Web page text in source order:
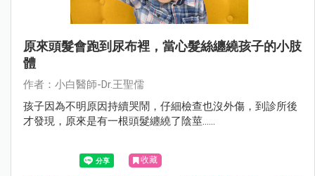
原來頭髮會跑到尿布裡，當心髮絲纏繞孩子的小肢
體
作者：小白醫師-Dr.王聖儒
孩子因為不明原因持續哭鬧，仔細檢查也沒外傷，到診所後
才發現，原來是有一根頭髮纏繞了陰莖......
收藏